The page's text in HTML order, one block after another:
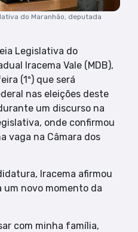
do Maranhão, deputada
Legislativa do
Iracema Vale (MDB),
(1º) que será
nas eleições deste
um discurso na
onde confirmou
vaga na Câmara dos
Iracema afirmou
um novo momento da
com minha família,